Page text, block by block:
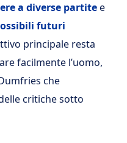
a diverse partitee
futuri
principale resta
facilmente l’uomo,
che
critiche sotto